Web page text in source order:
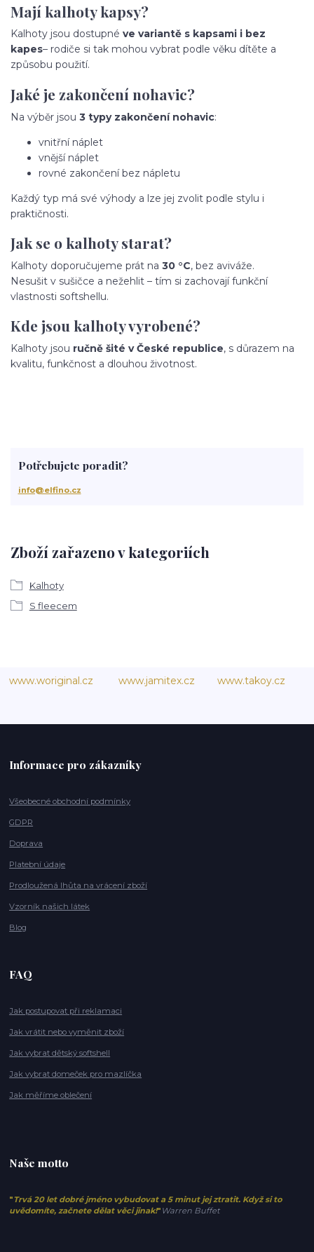
Mají kalhoty kapsy?
Kalhoty jsou dostupné ve variantě s kapsami i bez
kapes– rodiče si tak mohou vybrat podle věku dítěte a
způsobu použití.
Jaké je zakončení nohavic?
Na výběr jsou 3 typy zakončení nohavic:
vnitřní náplet
vnější náplet
rovné zakončení bez nápletu
Každý typ má své výhody a lze jej zvolit podle stylu i
praktičnosti.
Jak se o kalhoty starat?
Kalhoty doporučujeme prát na 30 °C, bez aviváže.
Nesušit v sušičce a nežehlit – tím si zachovají funkční
vlastnosti softshellu.
Kde jsou kalhoty vyrobené?
Kalhoty jsou ručně šité v České republice, s důrazem na
kvalitu, funkčnost a dlouhou životnost.
Zboží zařazeno v kategoriích
Kalhoty
S fleecem
Potřebujete poradit?
info@elfino.cz
www.woriginal.cz www.jamitex.cz www.takoy.cz
Informace pro zákazníky
Všeobecné obchodní podmínky
GDPR
Doprava
Platební údaje
Prodloužená lhůta na vrácení zboží
Vzorník našich látek
Blog
FAQ
Jak postupovat při reklamaci
Jak vrátit nebo vyměnit zboží
Jak vybrat dětský softshell
Jak vybrat domeček pro mazlíčka
Jak měříme oblečení
Naše motto
" Trvá 20 let dobré jméno vybudovat a 5 minut jej ztratit. Když si to
uvědomíte, začnete dělat věci jinak!" Warren Buffet